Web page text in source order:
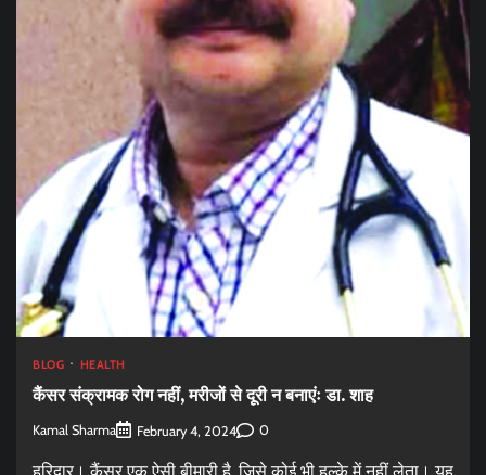
BLOG HEALTH
कैंसर संक्रामक रोग नहीं, मरीजों से दूरी न बनाएंः डा. शाह
Kamal Sharma February 4, 2024 0